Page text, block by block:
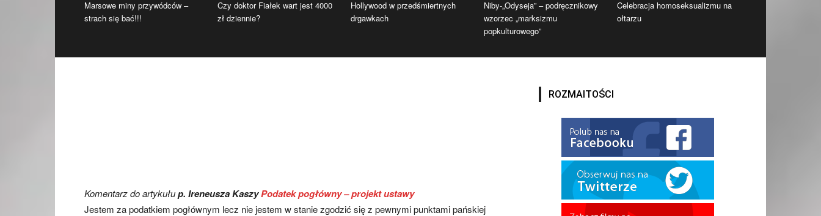
Marsowe miny przywódców –
strach się bać!!!
Czy doktor Fiałek wart jest 4000
zł dziennie?
Hollywood w przedśmiertnych
drgawkach
Niby-„Odyseja” – podręcznikowy
wzorzec „marksizmu
popkulturowego”
Celebracja homoseksualizmu na
ołtarzu
Komentarz do artykułup. Ireneusza KaszyPodatek pogłówny – projekt ustawy
Jestem za podatkiem pogłównym lecz nie jestem w stanie zgodzić się z pewnymi punktami pańskiej
ROZMAITOŚCI